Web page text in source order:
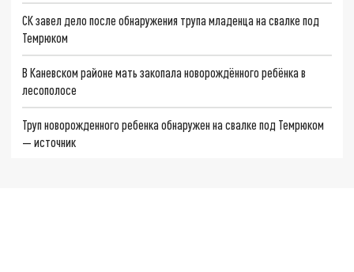
СК завел дело после обнаружения трупа младенца на свалке под
Темрюком
В Каневском районе мать закопала новорождённого ребёнка в
лесополосе
Труп новорожденного ребенка обнаружен на свалке под Темрюком
— источник